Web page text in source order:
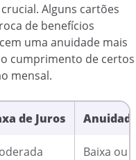
Alguns cartões
de benefícios
uma anuidade mais
cumprimento de certos
mensal.
de Juros
Baixa ou